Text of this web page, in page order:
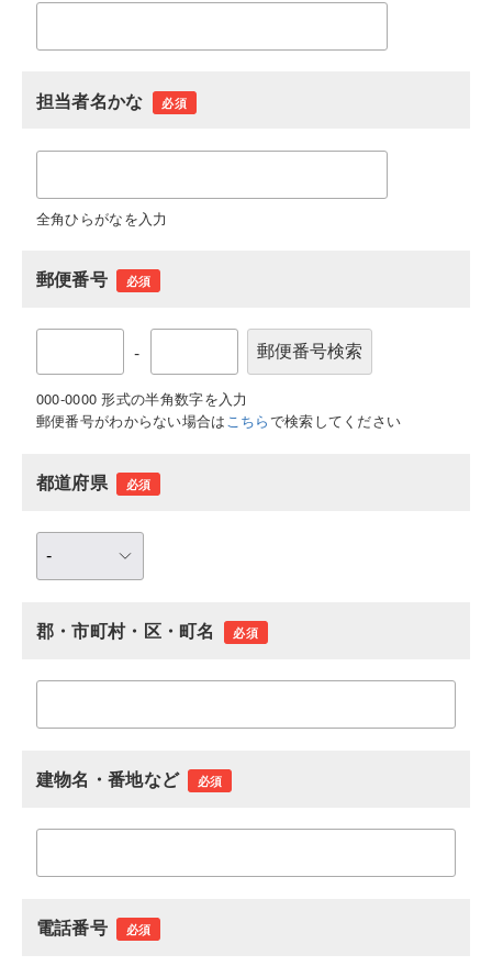
担当者名かな 必須
全角ひらがなを入力
郵便番号 必須
-
000-0000 形式の半角数字を入力
郵便番号がわからない場合はこちらで検索してください
都道府県 必須
郡・市町村・区・町名 必須
建物名・番地など 必須
電話番号 必須